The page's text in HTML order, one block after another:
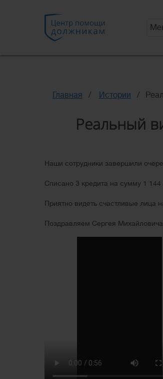
Главная Истории
Реальный
Наши сотрудники завершили
Списано 3 кредита на сумму 1 144
Приятно видеть счастливые лица
Поздравляем Сергея